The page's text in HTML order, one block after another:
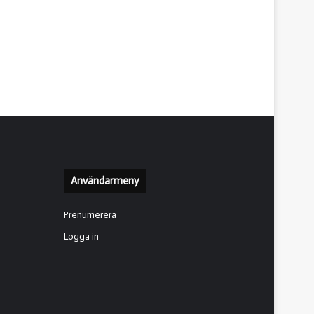
Användarmeny
Prenumerera
Logga in